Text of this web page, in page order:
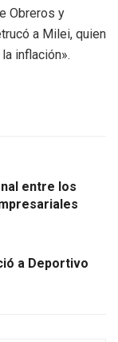
Obreros y
a Milei, quien
inflación».
entre los
a Deportivo